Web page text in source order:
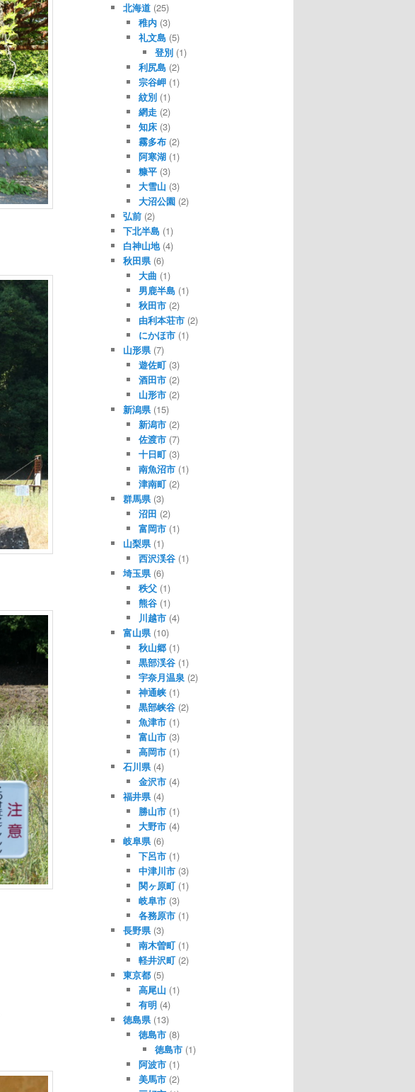
北海道(25)
稚内 (3)
礼文島 (5)
登別(1)
利尻島 (2)
宗谷岬 (1)
紋別 (1)
網走 (2)
知床 (3)
霧多布 (2)
阿寒湖 (1)
糠平 (3)
大雪山 (3)
大沼公園 (2)
弘前(2)
下北半島(1)
白神山地(4)
秋田県(6)
大曲 (1)
男鹿半島 (1)
秋田市 (2)
由利本荘市 (2)
にかほ市 (1)
山形県(7)
遊佐町 (3)
酒田市 (2)
山形市 (2)
新潟県(15)
新潟市 (2)
佐渡市 (7)
十日町 (3)
南魚沼市 (1)
津南町 (2)
群馬県(3)
沼田 (2)
富岡市 (1)
山梨県(1)
西沢渓谷 (1)
埼玉県(6)
秩父 (1)
熊谷 (1)
川越市 (4)
富山県(10)
秋山郷 (1)
黒部渓谷 (1)
宇奈月温泉 (2)
神通峡 (1)
黒部峡谷 (2)
魚津市 (1)
富山市 (3)
高岡市 (1)
石川県(4)
金沢市 (4)
福井県(4)
勝山市 (1)
大野市 (4)
岐阜県(6)
下呂市 (1)
中津川市 (3)
関ヶ原町 (1)
岐阜市 (3)
各務原市 (1)
長野県(3)
南木曽町 (1)
軽井沢町 (2)
東京都(5)
高尾山 (1)
有明 (4)
徳島県(13)
徳島市 (8)
徳島市(1)
阿波市 (1)
美馬市 (2)